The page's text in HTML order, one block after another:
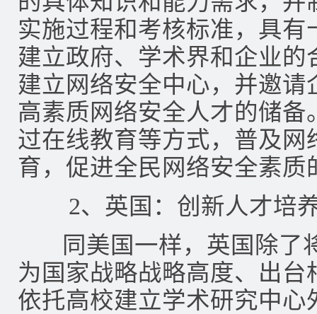
实施过程和考核标准，具
建立政府、学术界和企业
建立网络安全中心，并邀
高素质网络安全人才的储
过在线教育等方式，普及
育，促进全民网络安全素质
2、英国：创新人才培养
同美国一样，英国除了
为国家战略战略高度、出
依托高校建立学术研究中